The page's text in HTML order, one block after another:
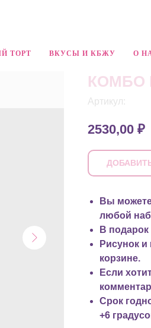
ТОРТ ВКУСЫ И КБЖУ О
КОМБО
Артикул:
2530,00 ₽
Вы
любой
В подарок
Рисунок
корзине.
Если
Срок
+6